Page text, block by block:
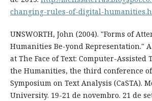
changing-rules-of-digital-
UNSWORTH, John (2004). "Forms of
Humanities Be-yond Representation."
at The Face of Text: Computer-Assisted
the Humanities, the third conference
Symposium on Text Analysis (CaSTA).
University. 19-21 de novembro. 21 de